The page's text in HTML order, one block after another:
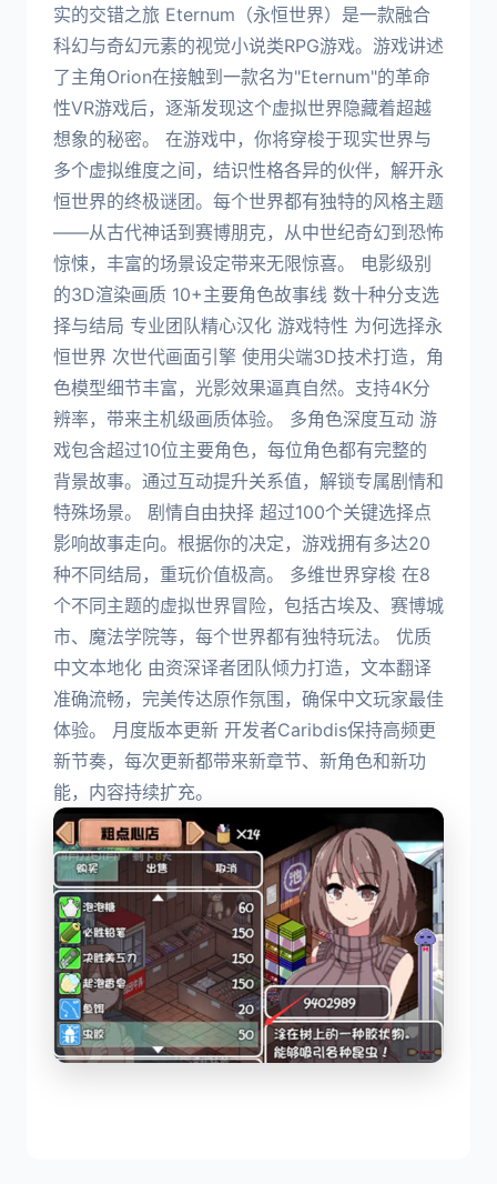
实的交错之旅 Eternum（永恒世界）是一款融合
科幻与奇幻元素的视觉小说类RPG游戏。游戏讲述
了主角Orion在接触到一款名为"Eternum"的革命
性VR游戏后，逐渐发现这个虚拟世界隐藏着超越
想象的秘密。 在游戏中，你将穿梭于现实世界与
多个虚拟维度之间，结识性格各异的伙伴，解开永
恒世界的终极谜团。每个世界都有独特的风格主题
——从古代神话到赛博朋克，从中世纪奇幻到恐怖
惊悚，丰富的场景设定带来无限惊喜。 电影级别
的3D渲染画质 10+主要角色故事线 数十种分支选
择与结局 专业团队精心汉化 游戏特性 为何选择永
恒世界 次世代画面引擎 使用尖端3D技术打造，角
色模型细节丰富，光影效果逼真自然。支持4K分
辨率，带来主机级画质体验。 多角色深度互动 游
戏包含超过10位主要角色，每位角色都有完整的
背景故事。通过互动提升关系值，解锁专属剧情和
特殊场景。 剧情自由抉择 超过100个关键选择点
影响故事走向。根据你的决定，游戏拥有多达20
种不同结局，重玩价值极高。 多维世界穿梭 在8
个不同主题的虚拟世界冒险，包括古埃及、赛博城
市、魔法学院等，每个世界都有独特玩法。 优质
中文本地化 由资深译者团队倾力打造，文本翻译
准确流畅，完美传达原作氛围，确保中文玩家最佳
体验。 月度版本更新 开发者Caribdis保持高频更
新节奏，每次更新都带来新章节、新角色和新功
能，内容持续扩充。